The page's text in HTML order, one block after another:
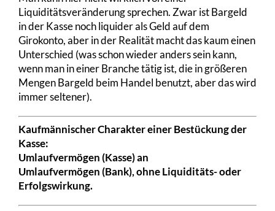
Liquiditätsveränderung sprechen. Zwar ist Bargeld
in der Kasse noch liquider als Geld auf dem
Girokonto, aber in der Realität macht das kaum einen
Unterschied (was schon wieder anders sein kann,
wenn man in einer Branche tätig ist, die in größeren
Mengen Bargeld beim Handel benutzt, aber das wird
immer seltener).
Kaufmännischer Charakter einer Bestückung der
Kasse:
Umlaufvermögen (Kasse) an
Umlaufvermögen (Bank), ohne Liquiditäts- oder
Erfolgswirkung.